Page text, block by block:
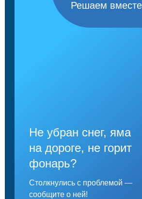
Решаем вместе
Не убран снег, яма
на дороге, не горит
фонарь?
Столкнулись с проблемой —
сообщите о ней!